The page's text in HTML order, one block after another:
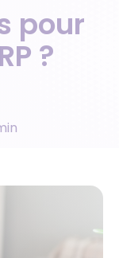
pour
?